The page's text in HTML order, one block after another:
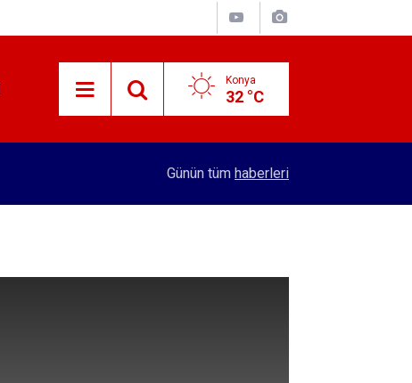
Konya
32 °C
Kırtasiye sektöründe okula dönüş mesaisi
Günün tüm haberleri